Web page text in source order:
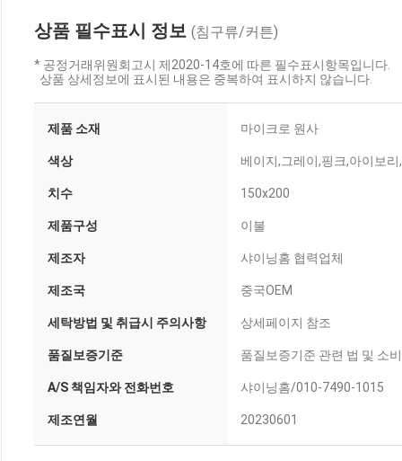
상품 필수표시 정보 (침구류/커튼)
* 공정거래위원회고시 제2020-14호에 따른 필수표시항목입니다.
상품 상세정보에 표시된 내용은 중복하여 표시하지 않습니다.
제품 소재 마이크로 원사
색상 베이지,그레이,핑크,아이보리
치수 150x200
제품구성 이불
제조자 샤이닝홈 협력업체
제조국 중국OEM
세탁방법 및 취급시 주의사항 상세페이지 참조
품질보증기준 품질보증기준 관련 법 및 소
A/S 책임자와 전화번호 샤이닝홈/010-7490-1015
제조연월 20230601